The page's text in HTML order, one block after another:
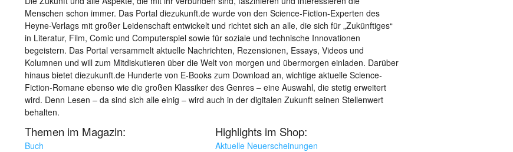
Menschen schon immer. Das Portal diezukunft.de wurde von den Science-Fiction-Experten des
Heyne-Verlags mit großer Leidenschaft entwickelt und richtet sich an alle, die sich für „Zukünftiges“
in Literatur, Film, Comic und Computerspiel sowie für soziale und technische Innovationen
begeistern. Das Portal versammelt aktuelle Nachrichten, Rezensionen, Essays, Videos und
Kolumnen und will zum Mitdiskutieren über die Welt von morgen und übermorgen einladen. Darüber
hinaus bietet diezukunft.de Hunderte von E-Books zum Download an, wichtige aktuelle Science-
Fiction-Romane ebenso wie die großen Klassiker des Genres – eine Auswahl, die stetig erweitert
wird. Denn Lesen – da sind sich alle einig – wird auch in der digitalen Zukunft seinen Stellenwert
behalten.
Themen im Magazin:
Buch
Highlights im Shop:
Aktuelle Neuerscheinungen